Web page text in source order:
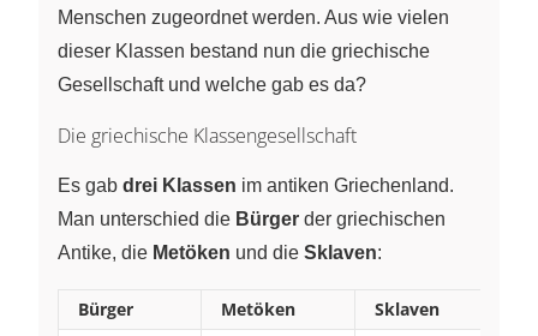
Menschen zugeordnet werden. Aus wie vielen
dieser Klassen bestand nun die griechische
Gesellschaft und welche gab es da?
Die griechische Klassengesellschaft
Es gab drei Klassen im antiken Griechenland.
Man unterschied die Bürger der griechischen
Antike, die Metöken und die Sklaven:
Bürger Metöken
Sklaven